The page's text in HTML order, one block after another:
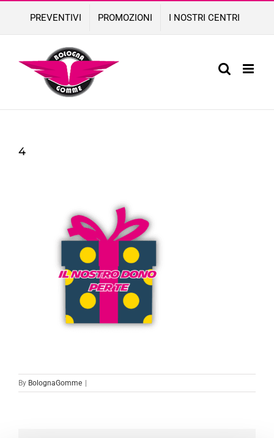
content
PREVENTIVI PROMOZIONI I NOSTRI CENTRI
4
By BolognaGomme